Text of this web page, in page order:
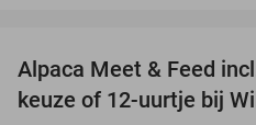
Alpaca Meet & Feed
keuze of 12-uurtje bij